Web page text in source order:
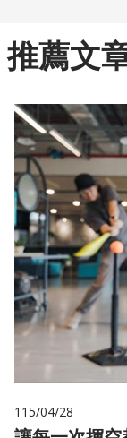
推薦文
115/04/28